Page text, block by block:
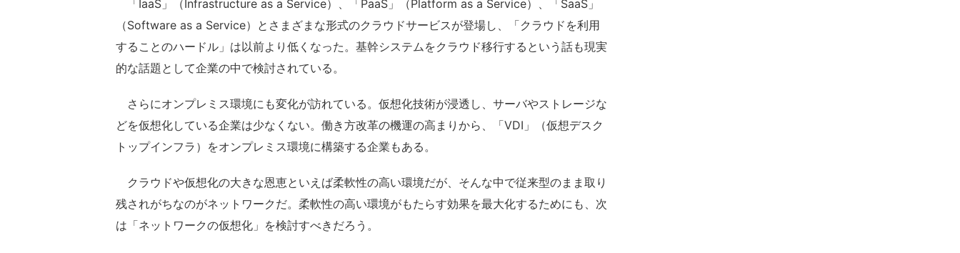
「IaaS」（Infrastructure as a Service）、「PaaS」（Platform as a Service）、「SaaS」
（Software as a Service）とさまざまな形式のクラウドサービスが登場し、「クラウドを利用
することのハードル」は以前より低くなった。基幹システムをクラウド移行するという話も現実
的な話題として企業の中で検討されている。
さらにオンプレミス環境にも変化が訪れている。仮想化技術が浸透し、サーバやストレージな
どを仮想化している企業は少なくない。働き方改革の機運の高まりから、「VDI」（仮想デスク
トップインフラ）をオンプレミス環境に構築する企業もある。
クラウドや仮想化の大きな恩恵といえば柔軟性の高い環境だが、そんな中で従来型のまま取り
残されがちなのがネットワークだ。柔軟性の高い環境がもたらす効果を最大化するためにも、次
は「ネットワークの仮想化」を検討すべきだろう。